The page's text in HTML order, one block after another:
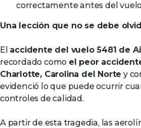
correctamente antes del
Una lección que no se debe
El accidente del vuelo 5481 de
recordado como el peor
Charlotte, Carolina del Norte y
evidenció lo que puede ocurrir
controles de calidad.
A partir de esta tragedia, las